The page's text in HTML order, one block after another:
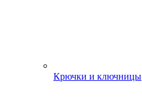
Крючки и ключницы